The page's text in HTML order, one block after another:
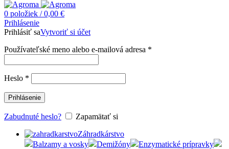
0 položiek / 0,00 €
Prihlásenie
Prihlásiť saVytvoriť si účet
Používateľské meno alebo e-mailová adresa *
Heslo *
Prihlásenie
Zabudnuté heslo?
Zapamätať si
Záhradkárstvo
Balzamy a vosky
Demižóny
Enzymatické prípravky